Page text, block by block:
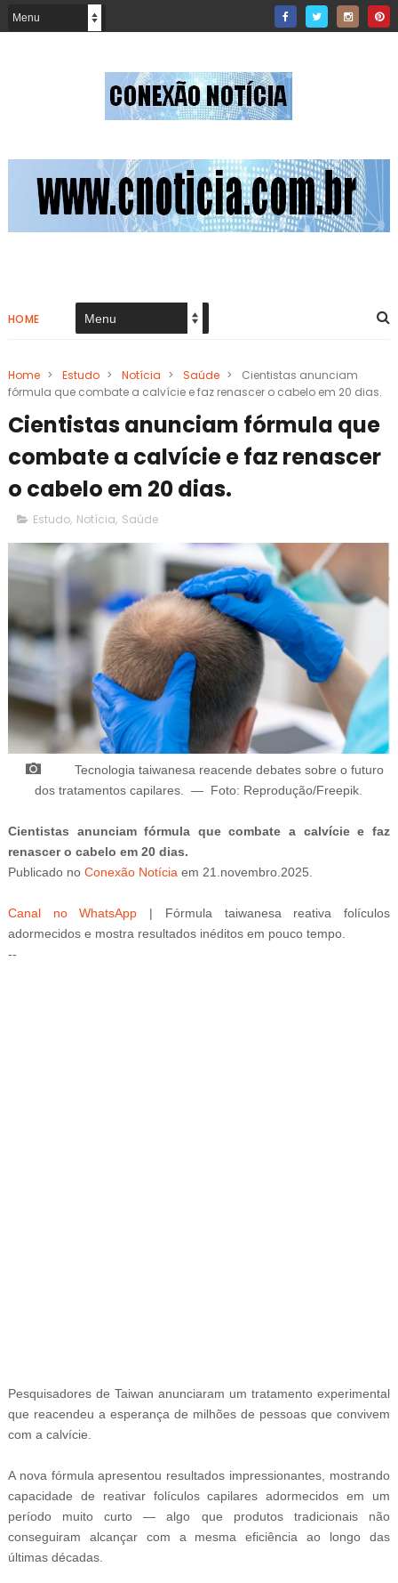
HOME
Home > Estudo > Notícia > Saúde >
Cientistas anunciam
fórmula que combate a calvície e faz renascer o cabelo em 20 dias.
Cientistas anunciam fórmula que
combate a calvície e faz renascer
o cabelo em 20 dias.
Estudo, Notícia, Saúde
Tecnologia taiwanesa reacende debates sobre o futuro
dos tratamentos capilares.— Foto: Reprodução/Freepik
Cientistas anunciam fórmula que combate a calvície e faz
renascer o cabelo em 20 dias.
Publicado no Conexão Notícia em 21.novembro.2025.
Canal no WhatsApp |
Fórmula taiwanesa reativa folículos
adormecidos e mostra resultados inéditos em pouco tempo.
--
Pesquisadores de Taiwan anunciaram um tratamento experimental
que reacendeu a esperança de milhões de pessoas que convivem
com a calvície.
A nova fórmula apresentou resultados impressionantes, mostrando
capacidade de reativar folículos capilares adormecidos em um
período muito curto — algo que produtos tradicionais não
conseguiram alcançar com a mesma eficiência ao longo das
últimas décadas.